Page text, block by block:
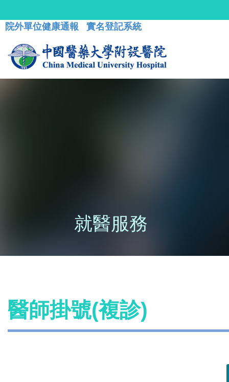
院外單位健康通報 實名登記系統
就醫服務
醫師掛號(複診)